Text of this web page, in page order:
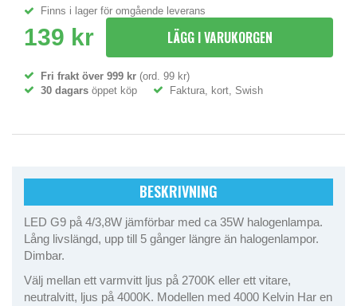
Finns i lager för omgående leverans
139 kr LÄGG I VARUKORGEN
Fri frakt över 999 kr (ord. 99 kr)
30 dagars öppet köp Faktura, kort, Swish
BESKRIVNING
LED G9 på 4/3,8W jämförbar med ca 35W halogenlampa.
Lång livslängd, upp till 5 gånger längre än halogenlampor.
Dimbar.
Välj mellan ett varmvitt ljus på 2700K eller ett vitare,
neutralvitt, ljus på 4000K. Modellen med 4000 Kelvin Har en